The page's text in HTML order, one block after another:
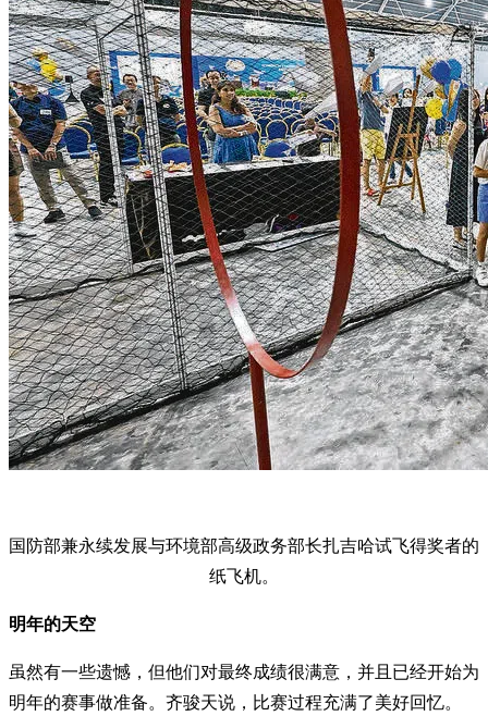
国防部兼永续发展与环境部高级政务部长扎吉哈试飞得奖者的
纸飞机。
明年的天空
虽然有一些遗憾，但他们对最终成绩很满意，并且已经开始为
明年的赛事做准备。齐骏天说，比赛过程充满了美好回忆。